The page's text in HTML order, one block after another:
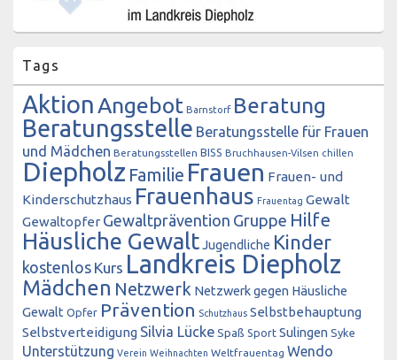
Tags
AktionAngebot Barnstorf Beratung
Beratungsstelle Beratungsstelle für Frauen
und Mädchen Beratungsstellen BISS Bruchhausen-Vilsen chillen
Diepholz Familie Frauen Frauen- und
Kinderschutzhaus Frauenhaus Frauentag Gewalt
Gewaltopfer Gewaltprävention Gruppe Hilfe
Häusliche GewaltJugendliche Kinder
kostenlos Kurs Landkreis Diepholz
Mädchen Netzwerk Netzwerk gegen Häusliche
Gewalt Opfer Prävention Schutzhaus Selbstbehauptung
Selbstverteidigung Silvia Lücke Spaß Sport Sulingen Syke
Unterstützung Verein Weihnachten Weltfrauentag Wendo